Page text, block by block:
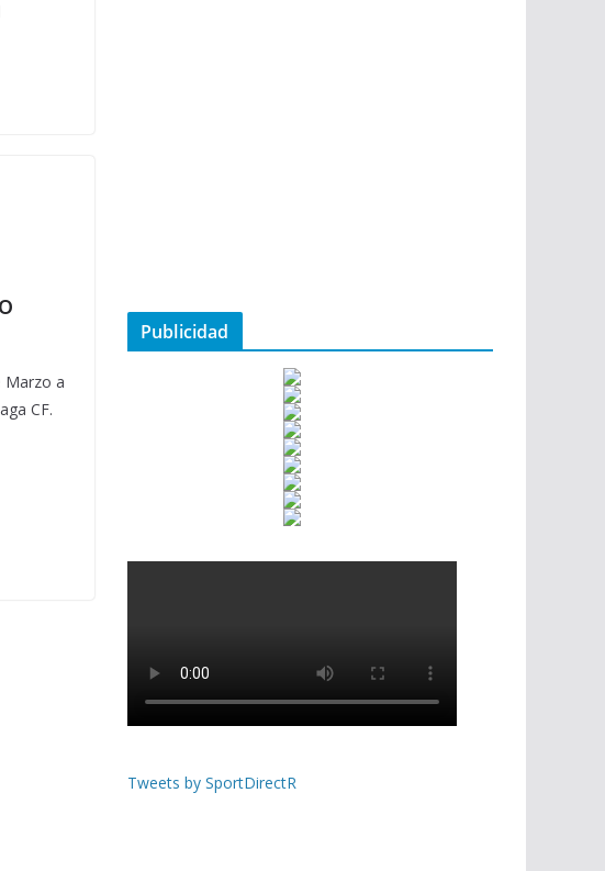
Marzo a
CF.
Publicidad
Tweets by SportDirectR